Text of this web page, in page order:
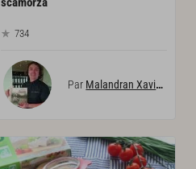
734
Par Malandran Xavier